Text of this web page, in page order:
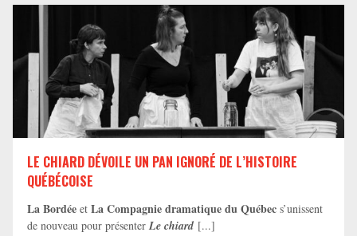
LE CHIARD DÉVOILE UN PAN IGNORÉ DE L’HISTOIRE
QUÉBÉCOISE
La Bordée et La Compagnie dramatique du Québec s’unissent
de nouveau pour présenter Le chiard [...]